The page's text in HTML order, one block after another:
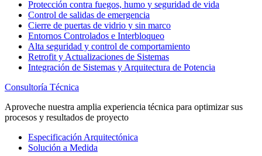
Protección contra fuegos, humo y seguridad de vida
Control de salidas de emergencia
Cierre de puertas de vidrio y sin marco
Entornos Controlados e Interbloqueo
Alta seguridad y control de comportamiento
Retrofit y Actualizaciones de Sistemas
Integración de Sistemas y Arquitectura de Potencia
Consultoría Técnica
Aproveche nuestra amplia experiencia técnica para optimizar sus
procesos y resultados de proyecto
Especificación Arquitectónica
Solución a Medida